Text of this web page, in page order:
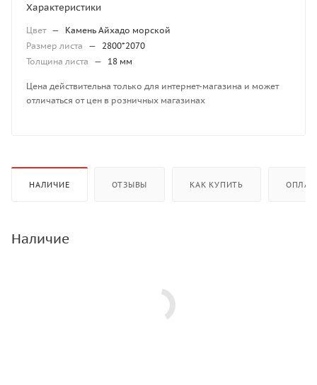
Характеристики
Цвет —
Камень Айхадо морской
Размер листа
— 2800*2070
Толщина листа
— 18 мм
Цена действительна только для интернет-магазина и может
отличаться от цен в розничных магазинах
НАЛИЧИЕ ОТЗЫВЫ КАК КУПИТЬ
Наличие